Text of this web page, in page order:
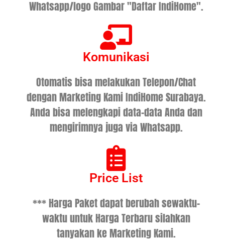
Whatsapp/logo Gambar "Daftar IndiHome".
Komunikasi
Otomatis bisa melakukan Telepon/Chat
dengan Marketing Kami IndiHome Surabaya.
Anda bisa melengkapi data-data Anda dan
mengirimnya juga via Whatsapp.
Price List
*** Harga Paket dapat berubah sewaktu-
waktu untuk Harga Terbaru silahkan
tanyakan ke Marketing Kami.